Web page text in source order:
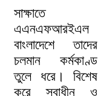
সাক্ষাতে
এএনএফআরইএল
বাংলাদেশে তাদের
চলমান কর্মকাণ্ড
তুলে ধরে। বিশেষ
করে স্বাধীন ও